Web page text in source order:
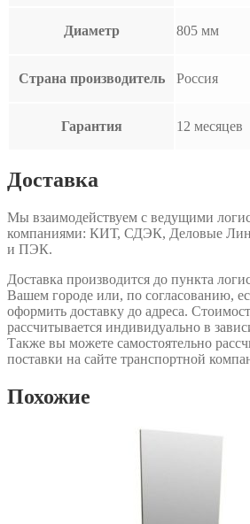
Диаметр 805 мм
Страна производитель Россия
Гарантия 12 месяцев
Доставка
Мы взаимодействуем с ведущими
компаниями: КИТ, СДЭК, Деловые
и ПЭК.
Доставка производится до пункта
Вашем городе или, по согласованию,
оформить доставку до адреса.
рассчитывается индивидуально в
Также вы можете самостоятельно
поставки на сайте транспортной
Похожие